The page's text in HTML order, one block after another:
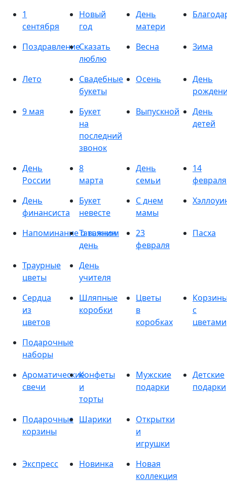
1
сентября
Новый
год
День
матери
ПоздравлениеСказать
люблю
Весна Зима
Лето
Свадебные
букеты
Осень
День
9 мая
Букет
на
последний
звонок
Выпускной
День
детей
День
России
8
марта
День
семьи
14
февраля
День
финансиста
Букет
невесте
С днем
мамы
Напоминание о важном
Татьянин
день
23
февраля
Пасха
Траурные
цветы
День
учителя
Сердца
из
цветов
Шляпные
коробки
Цветы
в
коробках
с
цветами
Подарочные
наборы
Ароматические
свечи
Конфеты
и
торты
Мужские
подарки
Детские
подарки
Подарочные
корзины
Шарики
Открытки
и
игрушки
Экспресс
Новинка
Новая
коллекция